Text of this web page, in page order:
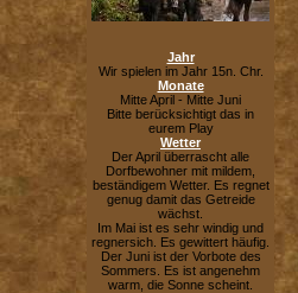
Jahr
Wir spielen im Jahr 15n. Chr.
Monate
Mitte April - Mitte Juni
Bitte berücksichtigt das in
eurem Play
Wetter
Der April überrascht alle
Dorfbewohner mit mildem,
beständigem Wetter. Es regnet
genug damit das Getreide
wächst.
Im Mai ist es sehr windig und
regnersich. Es gewittert häufig.
Der Juni ist der Vorbote des
Sommers. Es ist angenehm
warm, die Sonne scheint.